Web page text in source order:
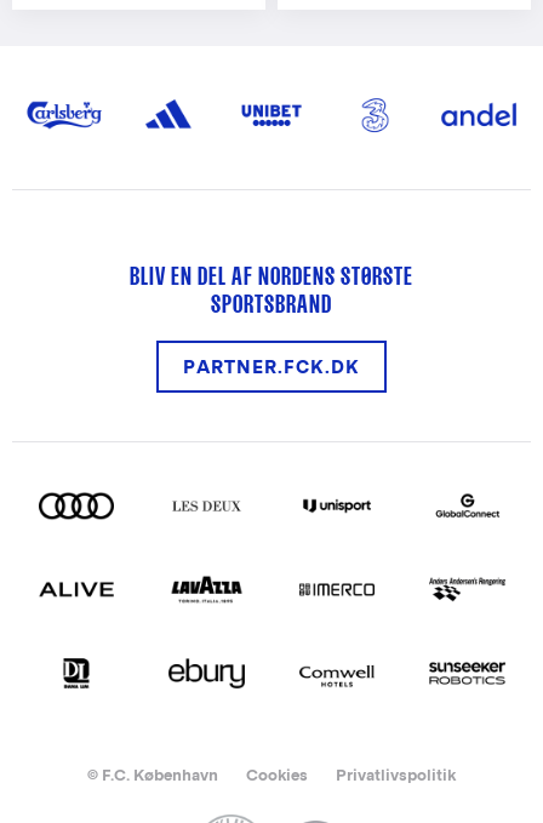
BLIV EN DEL AF NORDENS STØRSTE
SPORTSBRAND
PARTNER.FCK.DK
© F.C. København Cookies Privatlivspolitik